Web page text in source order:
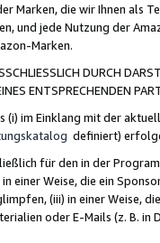
Marken, die wir Ihnen als
und jede Nutzung der
Marken.
DURCH
ENTSPRECHENDEN
(i) im Einklang mit der
definiert)
für den in der
einer Weise, die ein
(iii) in einer Weise,
oder E-Mails (z. B. in